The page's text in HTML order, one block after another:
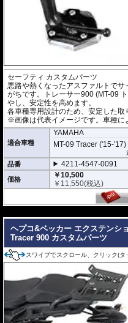
セーフティ カスタムパーツ
悪路や熱くなったアスファルトで
がちです。トレーサー900 (MT-09
やし、安定性を高めます。
各車種専用設計のため、安定した取
※画像は代表イメージです。車種に
適合車種
YAMAHA
MT-09 Tracer ('15-'17)
品番 4211-4547-0091
価格
￥10,500
￥ 11,550(税込)
ヘプコ&ベッカー エクステンシ
Tracer 900 カスタムパーツ
スワイプでスクロール、クリック(タ